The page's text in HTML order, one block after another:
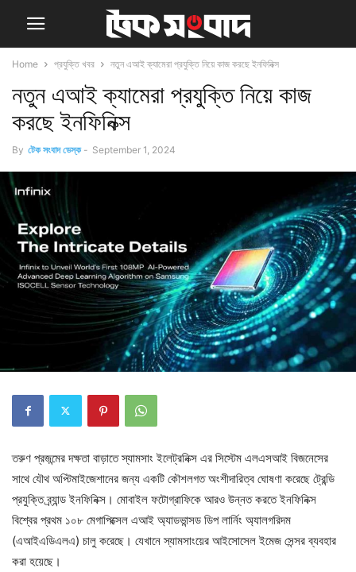
Home প্রযুক্তি খবর নতুন এআই ক্যামেরা প্রযুক্তি নিয়ে কাজ করছে ইনফিনিক্স
নতুন এআই ক্যামেরা প্রযুক্তি নিয়ে কাজ
করছে ইনফিনিক্স
By টেক সংবাদ ডেস্ক - September 1, 2024
তরুণ প্রজন্মের দক্ষতা বাড়াতে স্যামসাং ইলেট্রনিক্স এর সিস্টেম এলএসআই বিজনেসের
সাথে যৌথ অপ্টিমাইজেশানের জন্য একটি কৌশলগত অংশীদারিত্ব ঘোষণা করেছে ট্রেন্ডি
প্রযুক্তি ব্র্যান্ড ইনফিনিক্স। মোবাইল ফটোগ্রাফিকে আরও উন্নত করতে ইনফিনিক্স
বিশ্বের প্রথম ১০৮ মেগাপিক্সেল এআই অ্যাডভান্সড ডিপ লার্নিং অ্যালগরিদম
(এআইএডিএলএ) চালু করেছে। যেখানে স্যামসাংয়ের আইসোসেল ইমেজ সেন্সর ব্যবহার
করা হয়েছে।